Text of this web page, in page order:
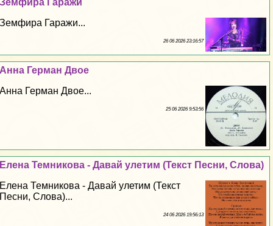
Земфира Гаражи
Земфира Гаражи...
26 06 2026 23:16:57
Анна Герман Двое
Анна Герман Двое...
25 06 2026 9:53:56
Елена Темникова - Давай улетим (Текст Песни, Слова)
Елена Темникова - Давай улетим (Текст
Песни, Слова)...
24 06 2026 19:56:13